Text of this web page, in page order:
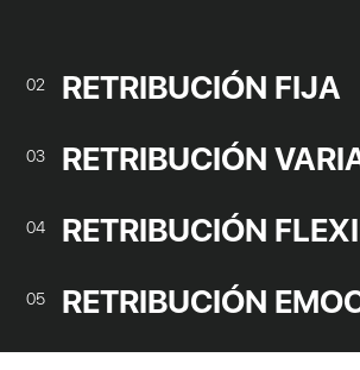
02 RETRIBUCIÓN FIJA
03 RETRIBUCIÓN
04 RETRIBUCIÓN
05 RETRIBUCIÓN